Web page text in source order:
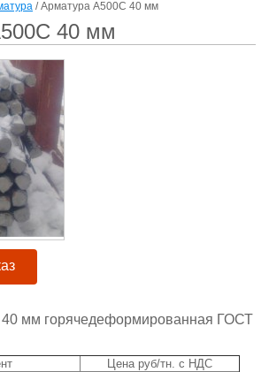
/ Арматура А500С 40 мм
40 мм
мм горячедеформированная ГОСТ
Цена руб/тн. с НДС